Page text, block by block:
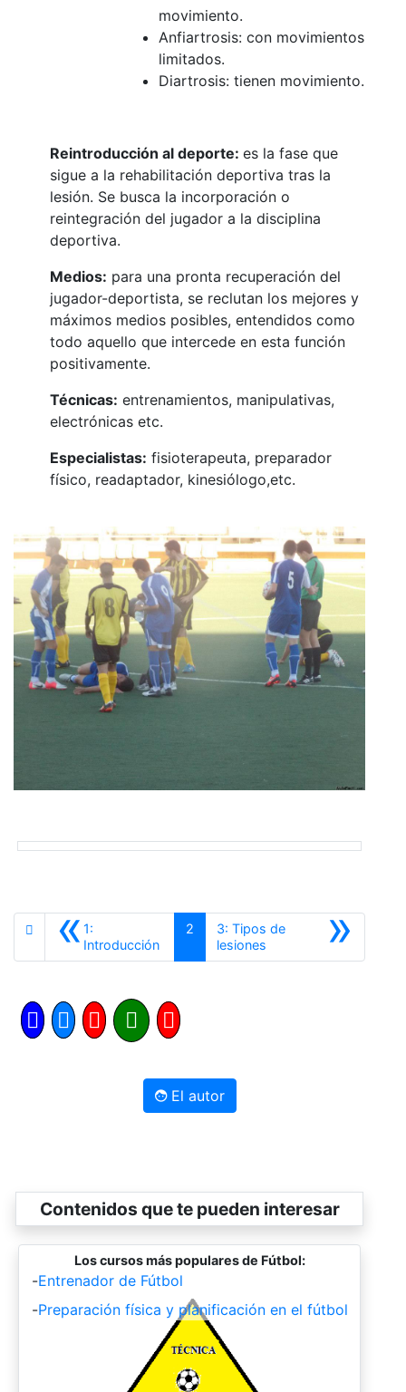
movimiento.
Anfiartrosis: con movimientos
limitados.
Diartrosis: tienen movimiento.
Reintroducción al deporte: es la fase que
sigue a la rehabilitación deportiva tras la
lesión. Se busca la incorporación o
reintegración del jugador a la disciplina
deportiva.
Medios: para una pronta recuperación del
jugador-deportista, se reclutan los mejores y
máximos medios posibles, entendidos como
todo aquello que intercede en esta función
positivamente.
Técnicas: entrenamientos, manipulativas,
electrónicas etc.
Especialistas: fisioterapeuta, preparador
físico, readaptador, kinesiólogo,etc.
«1:
IntroducciónAnterior
2 »
3: Tipos de
lesionesSiguiente
El autor
Contenidos que te pueden interesar
Los cursos más populares de Fútbol:
-Entrenador de Fútbol
-Preparación física y planificación en el fútbol